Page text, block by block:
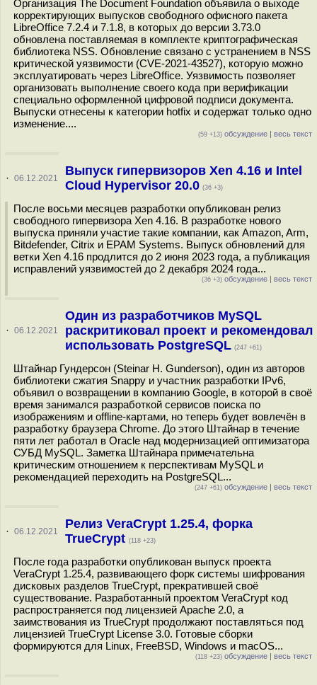
Организация The Document Foundation объявила о выходе
корректирующих выпусков свободного офисного пакета
LibreOffice 7.2.4 и 7.1.8, в которых до версии 3.73.0
обновлена поставляемая в комплекте криптографическая
библиотека NSS. Обновление связано с устранением в NSS
критической уязвимости (CVE-2021-43527), которую можно
эксплуатировать через LibreOffice. Уязвимость позволяет
организовать выполнение своего кода при верификации
специально оформленной цифровой подписи документа.
Выпуски отнесены к категории hotfix и содержат только одно
изменение....
(59 +13) обсуждение | весь текст
· 06.12.2021
Выпуск гипервизоров Xen 4.16 и Intel
Cloud Hypervisor 20.0 (36 +3)
После восьми месяцев разработки опубликован релиз
свободного гипервизора Xen 4.16. В разработке нового
выпуска приняли участие такие компании, как Amazon, Arm,
Bitdefender, Citrix и EPAM Systems. Выпуск обновлений для
ветки Xen 4.16 продлится до 2 июня 2023 года, а публикация
исправлений уязвимостей до 2 декабря 2024 года...
(36 +3) обсуждение | весь текст
· 06.12.2021
Один из разработчиков MySQL
раскритиковал проект и рекомендовал
использовать PostgreSQL (247 +61)
Штайнар Гундерсон (Steinar H. Gunderson), один из авторов
библиотеки сжатия Snappy и участник разработки IPv6,
объявил о возвращении в компанию Google, в которой в своё
время занимался разработкой сервисов поиска по
изображениям и offline-картами, но теперь будет вовлечён в
разработку браузера Chrome. До этого Штайнар в течение
пяти лет работал в Oracle над модернизацией оптимизатора
СУБД MySQL. Заметка Штайнара примечательна
критическим отношением к перспективам MySQL и
рекомендацией переходить на PostgreSQL...
(247 +61) обсуждение | весь текст
· 06.12.2021
Релиз VeraCrypt 1.25.4, форка
TrueCrypt (118 +23)
После года разработки опубликован выпуск проекта
VeraCrypt 1.25.4, развивающего форк системы шифрования
дисковых разделов TrueCrypt, прекратившей своё
существование. Разработанный проектом VeraCrypt код
распространяется под лицензией Apache 2.0, а
заимствования из TrueCrypt продолжают поставляться под
лицензией TrueCrypt License 3.0. Готовые сборки
формируются для Linux, FreeBSD, Windows и macOS...
(118 +23) обсуждение | весь текст